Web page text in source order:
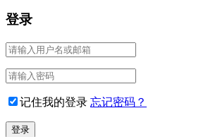
登录
记住我的登录 忘记密码？